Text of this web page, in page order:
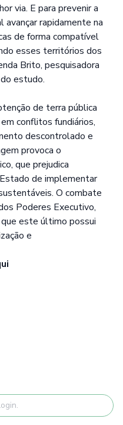
via. E para prevenir a
rapidamente na
de forma compatível
esses territórios dos
Brito, pesquisadora
estudo.
de terra pública
conflitos fundiários,
descontrolado e
provoca o
que prejudica
de implementar
O combate
Poderes Executivo,
este último possui
e